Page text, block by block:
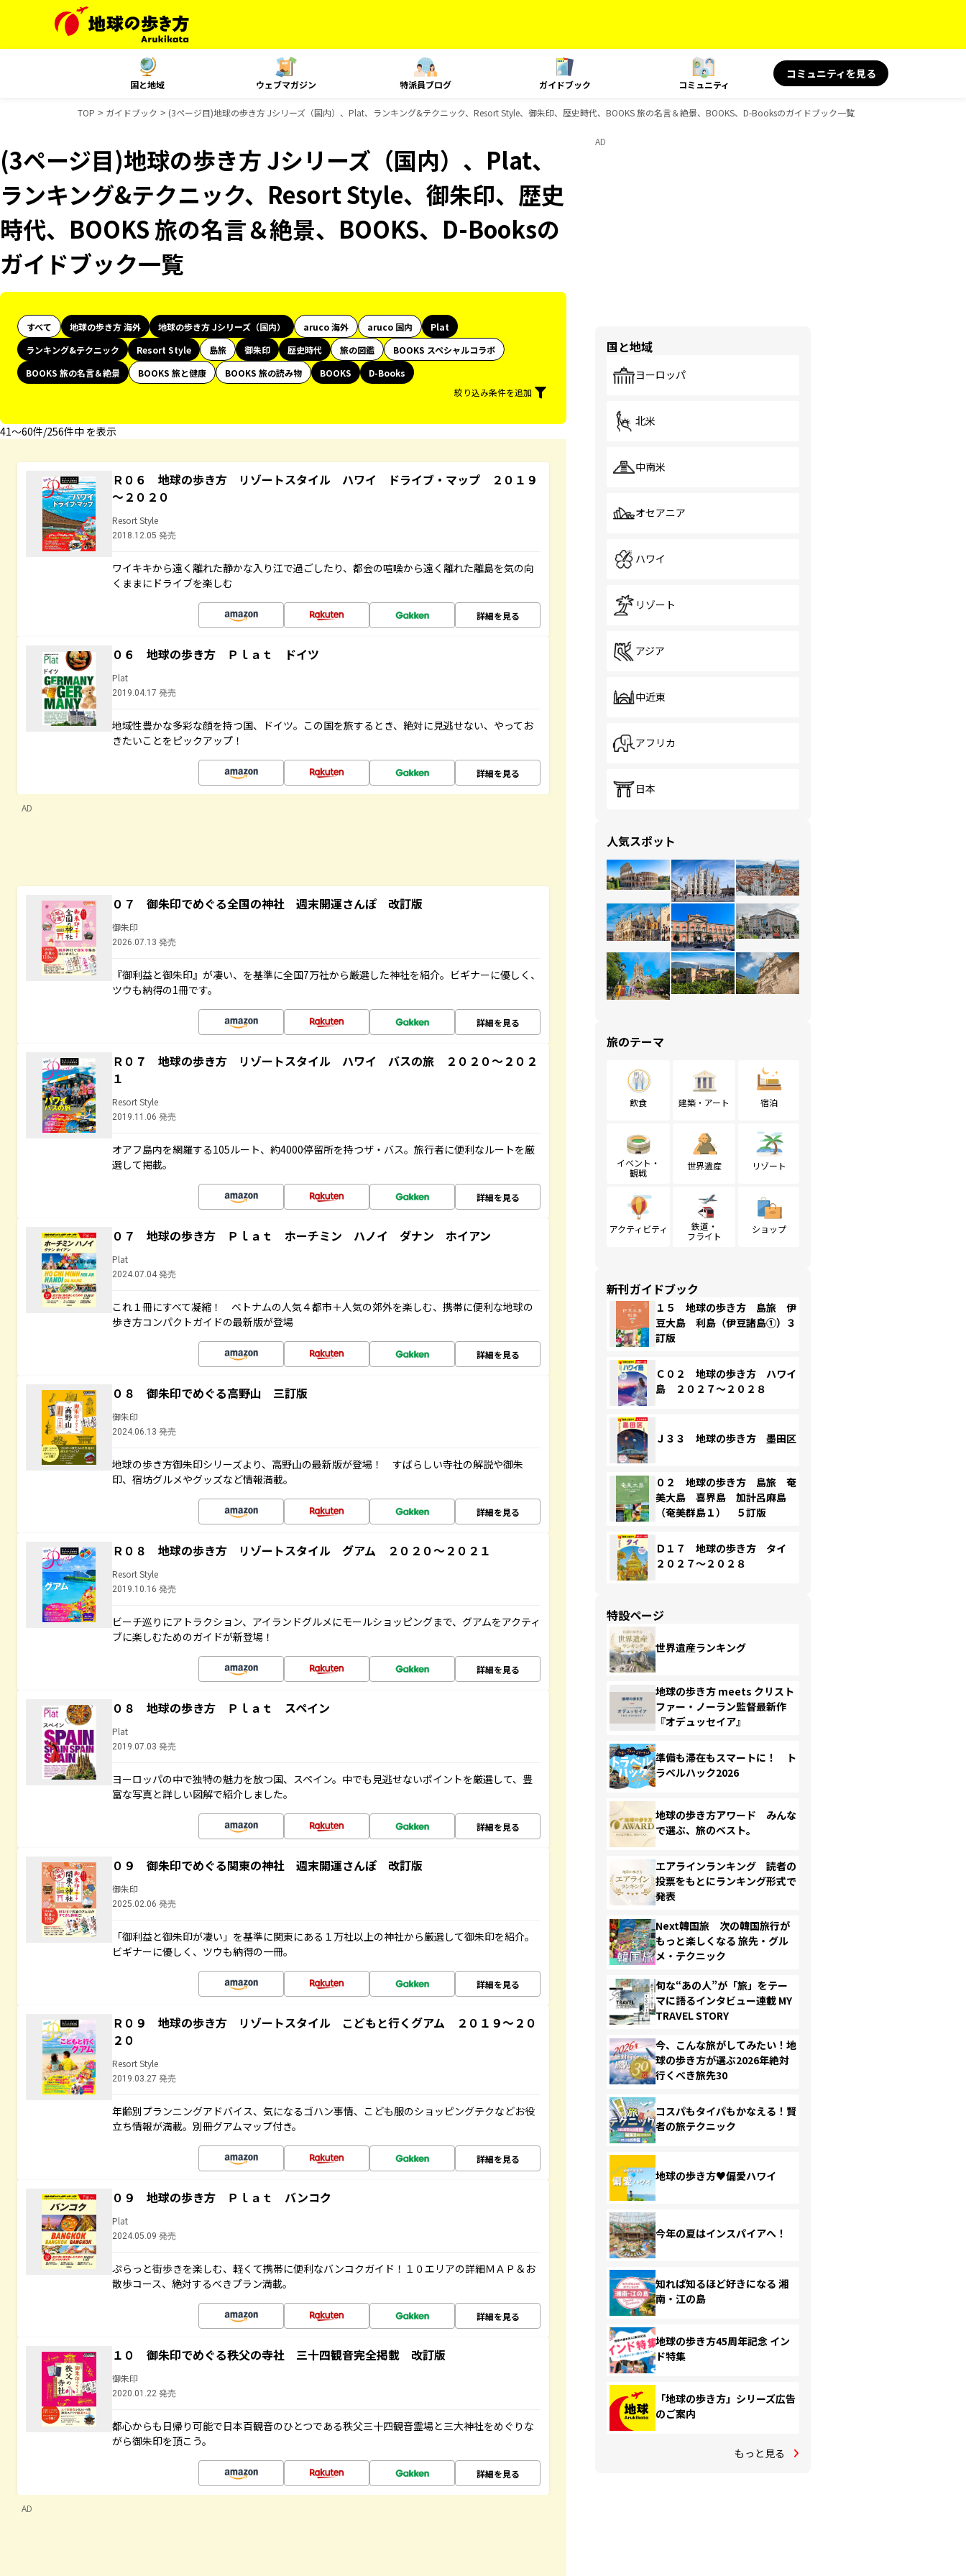
国と地域 ウェブマガジン 特派員ブログ ガイドブック コミュニティ
コミュニティを見る
TOP ガイドブック (3ページ目)地球の歩き方 Jシリーズ（国内）、Plat、ランキング&テクニック、Resort Style、御朱印、歴史時代、BOOKS 旅の名言＆絶景、BOOKS、D-Booksのガイドブック一覧
(3ページ目)地球の歩き方 Jシリーズ（国内）、Plat、
ランキング&テクニック、Resort Style、御朱印、歴史
時代、BOOKS 旅の名言＆絶景、BOOKS、D-Booksの
ガイドブック一覧
すべて 地球の歩き方 海外 地球の歩き方 Jシリーズ（国内） aruco 海外 aruco 国内
Plat
ランキング&テクニック
Resort Style 島旅 御朱印 歴史時代 旅の図鑑
BOOKS スペシャルコラボ
BOOKS 旅の名言＆絶景
BOOKS 旅と健康 BOOKS 旅の読み物 BOOKS
D-Books
絞り込み条件を追加
41〜60件/256件中 を表示
Ｒ０６ 地球の歩き方 リゾートスタイル ハワイ ドライブ・マップ ２０１９
～２０２０
Resort Style
2018.12.05 発売
ワイキキから遠く離れた静かな入り江で過ごしたり、都会の喧噪から遠く離れた離島を気の向
くままにドライブを楽しむ
詳細を見る
０６ 地球の歩き方 Ｐｌａｔ ドイツ
Plat
2019.04.17 発売
地域性豊かな多彩な顔を持つ国、ドイツ。この国を旅するとき、絶対に見逃せない、やってお
きたいことをピックアップ！
詳細を見る
AD
０７ 御朱印でめぐる全国の神社 週末開運さんぽ 改訂版
御朱印
2026.07.13 発売
『御利益と御朱印』が凄い、を基準に全国7万社から厳選した神社を紹介。ビギナーに優しく、
ツウも納得の1冊です。
詳細を見る
Ｒ０７ 地球の歩き方 リゾートスタイル ハワイ バスの旅 ２０２０～２０２
１
Resort Style
2019.11.06 発売
オアフ島内を網羅する105ルート、約4000停留所を持つザ・バス。旅行者に便利なルートを厳
選して掲載。
詳細を見る
０７ 地球の歩き方 Ｐｌａｔ ホーチミン ハノイ ダナン ホイアン
Plat
2024.07.04 発売
これ１冊にすべて凝縮！ ベトナムの人気４都市＋人気の郊外を楽しむ、携帯に便利な地球の
歩き方コンパクトガイドの最新版が登場
詳細を見る
０８ 御朱印でめぐる高野山 三訂版
御朱印
2024.06.13 発売
地球の歩き方御朱印シリーズより、高野山の最新版が登場！ すばらしい寺社の解説や御朱
印、宿坊グルメやグッズなど情報満載。
詳細を見る
Ｒ０８ 地球の歩き方 リゾートスタイル グアム ２０２０～２０２１
Resort Style
2019.10.16 発売
ビーチ巡りにアトラクション、アイランドグルメにモールショッピングまで、グアムをアクティ
ブに楽しむためのガイドが新登場！
詳細を見る
０８ 地球の歩き方 Ｐｌａｔ スペイン
Plat
2019.07.03 発売
ヨーロッパの中で独特の魅力を放つ国、スペイン。中でも見逃せないポイントを厳選して、豊
富な写真と詳しい図解で紹介しました。
詳細を見る
０９ 御朱印でめぐる関東の神社 週末開運さんぽ 改訂版
御朱印
2025.02.06 発売
「御利益と御朱印が凄い」を基準に関東にある１万社以上の神社から厳選して御朱印を紹介。
ビギナーに優しく、ツウも納得の一冊。
詳細を見る
Ｒ０９ 地球の歩き方 リゾートスタイル こどもと行くグアム ２０１９～２０
２０
Resort Style
2019.03.27 発売
年齢別プランニングアドバイス、気になるゴハン事情、こども服のショッピングテクなどお役
立ち情報が満載。別冊グアムマップ付き。
詳細を見る
０９ 地球の歩き方 Ｐｌａｔ バンコク
Plat
2024.05.09 発売
ぷらっと街歩きを楽しむ、軽くて携帯に便利なバンコクガイド！１０エリアの詳細ＭＡＰ＆お
散歩コース、絶対するべきプラン満載。
詳細を見る
１０ 御朱印でめぐる秩父の寺社 三十四観音完全掲載 改訂版
御朱印
2020.01.22 発売
都心からも日帰り可能で日本百観音のひとつである秩父三十四観音霊場と三大神社をめぐりな
がら御朱印を頂こう。
詳細を見る
AD
AD
国と地域
ヨーロッパ
北米
中南米
オセアニア
ハワイ
リゾート
アジア
中近東
アフリカ
日本
人気スポット
旅のテーマ
飲食 建築・アート 宿泊
イベント・
観戦
世界遺産 リゾート
アクティビティ
鉄道・
フライト
ショップ
新刊ガイドブック
１５ 地球の歩き方 島旅 伊
豆大島 利島（伊豆諸島①）３
訂版
Ｃ０２ 地球の歩き方 ハワイ
島 ２０２７～２０２８
Ｊ３３ 地球の歩き方 墨田区
０２ 地球の歩き方 島旅 奄
美大島 喜界島 加計呂麻島
（奄美群島１） ５訂版
Ｄ１７ 地球の歩き方 タイ
２０２７～２０２８
特設ページ
世界遺産ランキング
地球の歩き方 meets クリスト
ファー・ノーラン監督最新作
『オデュッセイア』
準備も滞在もスマートに！ ト
ラベルハック2026
地球の歩き方アワード みんな
で選ぶ、旅のベスト。
エアラインランキング 読者の
投票をもとにランキング形式で
発表
Next韓国旅 次の韓国旅行が
もっと楽しくなる 旅先・グル
メ・テクニック
旬な“あの人”が「旅」をテー
マに語るインタビュー連載 MY
TRAVEL STORY
今、こんな旅がしてみたい！地
球の歩き方が選ぶ2026年絶対
行くべき旅先30
コスパもタイパもかなえる！賢
者の旅テクニック
地球の歩き方♥偏愛ハワイ
今年の夏はインスパイアへ！
知れば知るほど好きになる 湘
南・江の島
地球の歩き方45周年記念 イン
ド特集
「地球の歩き方」シリーズ広告
のご案内
もっと見る